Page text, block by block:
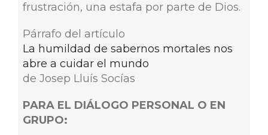
frustración, una estafa por parte de Dios.
Párrafo del artículo
La humildad de sabernos mortales nos
abre a cuidar el mundo
de Josep Lluís Socías
PARA EL DIÁLOGO PERSONAL O EN
GRUPO: